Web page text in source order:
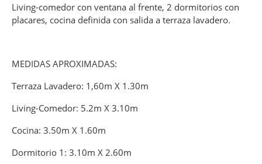
Living-comedor con ventana al frente, 2 dormitorios con
placares, cocina definida con salida a terraza lavadero.
MEDIDAS APROXIMADAS:
Terraza Lavadero: 1,60m X 1.30m
Living-Comedor: 5.2m X 3.10m
Cocina: 3.50m X 1.60m
Dormitorio 1: 3.10m X 2.60m